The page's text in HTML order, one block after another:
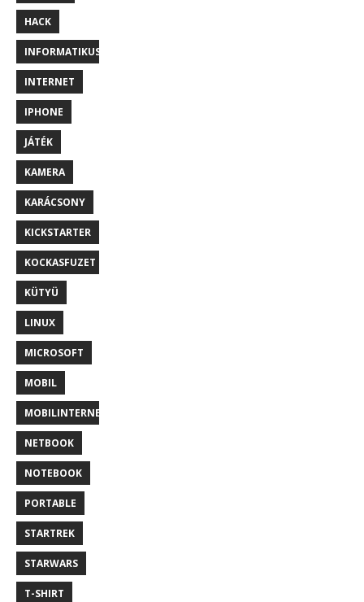
HACK
INFORMATIKUS
INTERNET
IPHONE
JÁTÉK
KAMERA
KARÁCSONY
KICKSTARTER
KOCKASFUZET
KÜTYÜ
LINUX
MICROSOFT
MOBIL
MOBILINTERNET
NETBOOK
NOTEBOOK
PORTABLE
STARTREK
STARWARS
T-SHIRT